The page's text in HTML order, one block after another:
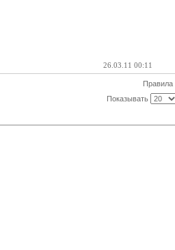
26.03.11 00:11
Показывать